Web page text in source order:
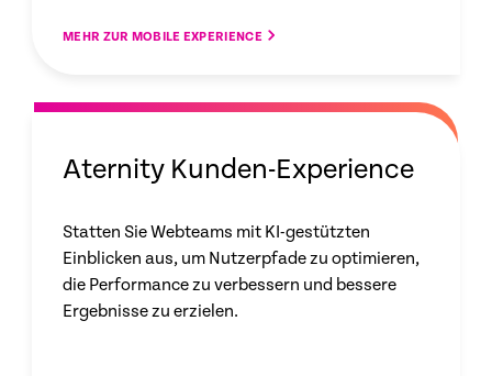
MEHR ZUR MOBILE EXPERIENCE
Aternity Kunden-Experience
Statten Sie Webteams mit KI-gestützten
Einblicken aus, um Nutzerpfade zu optimieren,
die Performance zu verbessern und bessere
Ergebnisse zu erzielen.